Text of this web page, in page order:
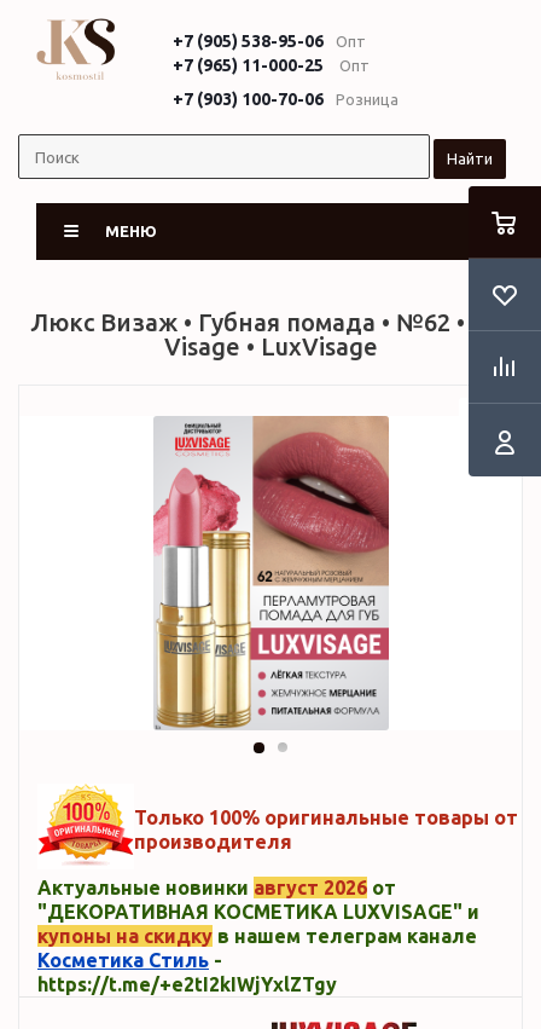
+7 (905) 538-95-06 Опт
+7 (965) 11-000-25 Опт
+7 (903) 100-70-06 Розница
Найти
МЕНЮ
Люкс Визаж • Губная помада • №62 • Lux
Visage • LuxVisage
Только 100% оригинальные товары от
производителя
Актуальные новинки август 2026 от
"ДЕКОРАТИВНАЯ КОСМЕТИКА LUXVISAGE" и
купоны на скидку в нашем телеграм канале
Косметика Стиль -
https://t.me/+e2tI2kIWjYxlZTgy